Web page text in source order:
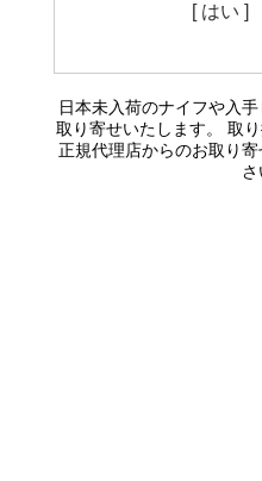
[ はい ]
日本未入荷のナイフや入
取り寄せいたします。 取
正規代理店からのお取り
さ